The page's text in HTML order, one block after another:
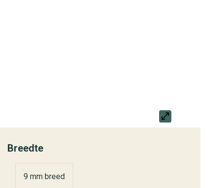
Breedte
9 mm breed